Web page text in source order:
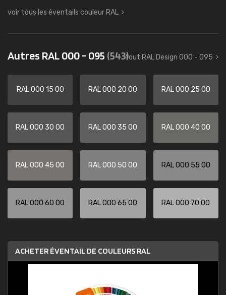
voir tous les éventails couleur RAL
Autres RAL 000 - 095 (543)tout RAL Design 000 - 095
RAL 000 15 00 RAL 000 20 00 RAL 000 25 00
RAL 000 30 00 RAL 000 35 00 RAL 000 40 00
RAL 000 45 00 RAL 000 50 00 RAL 000 55 00
RAL 000 60 00 RAL 000 65 00 RAL 000 70 00
ACHETER ÉVENTAIL DE COULEURS RAL